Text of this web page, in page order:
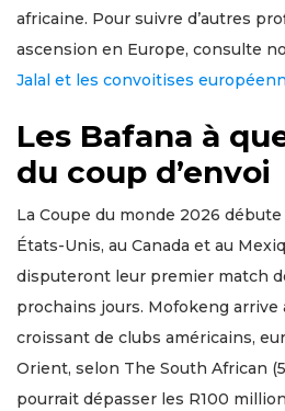
africaine. Pour suivre d’autres
ascension en Europe, consulte
Jalal et les convoitises
Les Bafana à
du coup d’envoi
La Coupe du monde 2026 débute
États-Unis, au Canada et au
disputeront leur premier match
prochains jours. Mofokeng
croissant de clubs américains,
Orient, selon The South African
pourrait dépasser les R100